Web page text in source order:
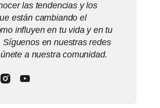
las tendencias y los
están cambiando el
influyen en tu vida y en tu
Síguenos en nuestras redes
a nuestra comunidad.